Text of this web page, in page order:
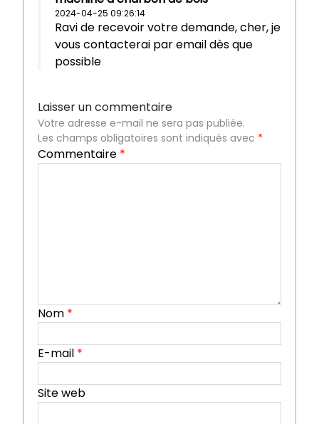
2024-04-25 09:26:14
Ravi de recevoir votre demande, cher, je
vous contacterai par email dès que
possible
Laisser un commentaire
Votre adresse e-mail ne sera pas publiée.
Les champs obligatoires sont indiqués avec *
Commentaire *
Nom *
E-mail *
Site web